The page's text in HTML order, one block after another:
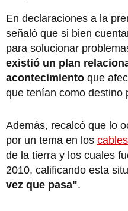
En declaraciones a la
señaló que si bien
para solucionar
existió un plan
acontecimiento que
que tenían como destino
Además, recalcó que lo
por un tema en los cables
de la tierra y los cuales
2010, calificando esta
vez que pasa".